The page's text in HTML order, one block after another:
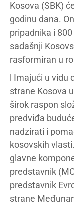
Kosova (SBK)
godinu dana.
pripadnika i
sadašnji
rasformiran u
l Imajući u vidu
strane Kosova
širok raspon
predviđa
nadzirati i
kosovskih
glavne
predstavnik
predstavnik
strane